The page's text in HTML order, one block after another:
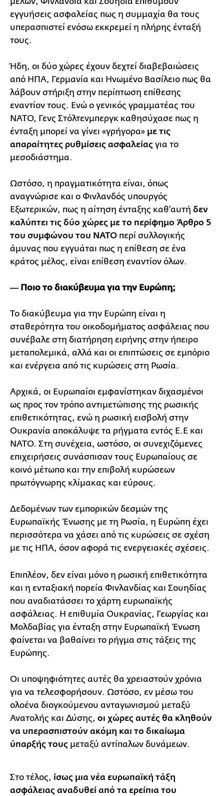
εγγυήσεις ασφαλείας πως η συμμαχία θα τους
υπερασπιστεί ενόσω εκκρεμεί η πλήρης ένταξή
τους.
Ήδη, οι δύο χώρες έχουν δεχτεί διαβεβαιώσεις
από ΗΠΑ, Γερμανία και Ηνωμένο Βασίλειο πως θα
λάβουν στήριξη στην περίπτωση επίθεσης
εναντίον τους. Ενώ ο γενικός γραμματέας του
ΝΑΤΟ, Γενς Στόλτενμπεργκ καθησύχασε πως η
ένταξη μπορεί να γίνει «γρήγορα» με τις
απαραίτητες ρυθμίσεις ασφαλείας για το
μεσοδιάστημα.
Ωστόσο, η πραγματικότητα είναι, όπως
αναγνώρισε και ο Φινλανδός υπουργός
Εξωτερικών, πως η αίτηση ένταξης καθ'αυτή δεν
καλύπτει τις δύο χώρες με το περίφημο Άρθρο 5
του συμφώνου του ΝΑΤΟ περί συλλογικής
άμυνας που εγγυάται πως η επίθεση σε ένα
κράτος μέλος, είναι επίθεση εναντίον όλων.
― Ποιο το διακύβευμα για την Ευρώπη;
Το διακύβευμα για την Ευρώπη είναι η
σταθερότητα του οικοδομήματος ασφάλειας που
συνέβαλε στη διατήρηση ειρήνης στην ήπειρο
μεταπολεμικά, αλλά και οι επιπτώσεις σε εμπόριο
και ενέργεια από τις κυρώσεις στη Ρωσία.
Αρχικά, οι Ευρωπαίοι εμφανίστηκαν διχασμένοι
ως προς τον τρόπο αντιμετώπισης της ρωσικής
επιθετικότητας, ενώ η ρωσική εισβολή στην
Ουκρανία αποκάλυψε τα ρήγματα εντός Ε.Ε και
ΝΑΤΟ. Στη συνέχεια, ωστόσο, οι συνεχιζόμενες
επιχειρήσεις συνάσπισαν τους Ευρωπαίους σε
κοινό μέτωπο και την επιβολή κυρώσεων
πρωτόγνωρης κλίμακας και εύρους.
Δεδομένων των εμπορικών δεσμών της
Ευρωπαϊκής Ένωσης με τη Ρωσία, η Ευρώπη έχει
περισσότερα να χάσει από τις κυρώσεις σε σχέση
με τις ΗΠΑ, όσον αφορά τις ενεργειακές σχέσεις.
Επιπλέον, δεν είναι μόνο η ρωσική επιθετικότητα
και η ενταξιακή πορεία Φινλανδίας και Σουηδίας
που αναδιατάσσει το χάρτη ευρωπαϊκής
ασφάλειας. Η επιθυμία Ουκρανίας, Γεωργίας και
Μολδαβίας για ένταξη στην Ευρωπαϊκή Ένωση
φαίνεται να βαθαίνει το ρήγμα στις τάξεις της
Ευρώπης.
Οι υποψηφιότητες αυτές θα χρειαστούν χρόνια
για να τελεσφορήσουν. Ωστόσο, εν μέσω του
ολοένα διογκούμενου ανταγωνισμού μεταξύ
Ανατολής και Δύσης, οι χώρες αυτές θα κληθούν
να υπερασπιστούν ακόμη και το δικαίωμα
ύπαρξής τους μεταξύ αντίπαλων δυνάμεων.
Στο τέλος, ίσως μια νέα ευρωπαϊκή τάξη
ασφάλειας αναδυθεί από τα ερείπια του